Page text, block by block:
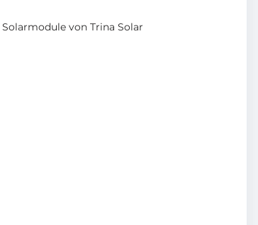
Solarmodule von Trina Solar